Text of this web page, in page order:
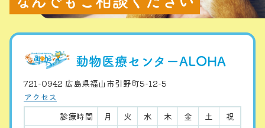
動物医療センターALOHA
721-0942 広島県福山市引野町5-12-5
アクセス
診療時間
月 火 水 木 金 土
祝